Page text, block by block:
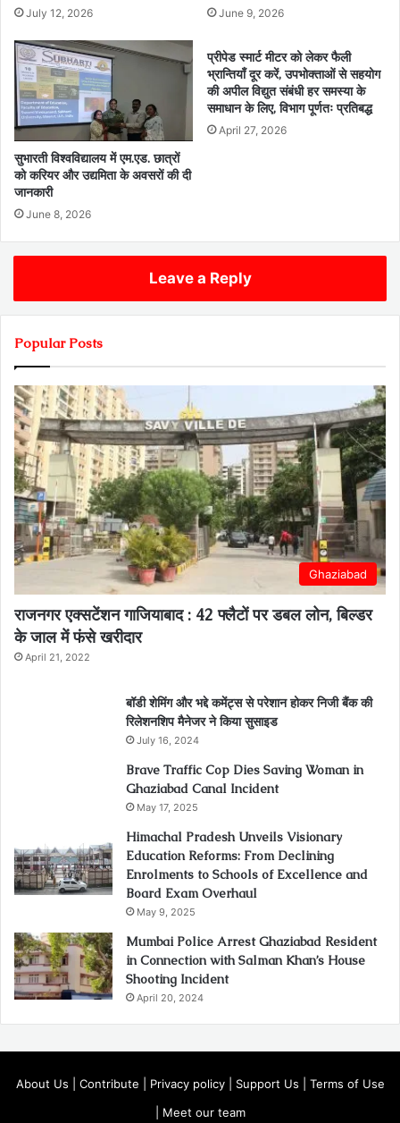
July 12, 2026 June 9, 2026
सुभारती विश्वविद्यालय में एम.एड. छात्रों
को करियर और उद्यमिता के अवसरों की दी
जानकारी
June 8, 2026
प्रीपेड स्मार्ट मीटर को लेकर फैली
भ्रान्तियाँ दूर करें, उपभोक्ताओं से सहयोग
की अपील विद्युत संबंधी हर समस्या के
समाधान के लिए, विभाग पूर्णतः प्रतिबद्ध
April 27, 2026
Leave a Reply
Popular Posts
Ghaziabad
राजनगर एक्सटेंशन गाजियाबाद : 42 फ्लैटों पर डबल लोन, बिल्डर
के जाल में फंसे खरीदार
April 21, 2022
बॉडी शेमिंग और भद्दे कमेंट्स से परेशान होकर निजी बैंक की
रिलेशनशिप मैनेजर ने किया सुसाइड
July 16, 2024
Brave Traffic Cop Dies Saving Woman in
Ghaziabad Canal Incident
May 17, 2025
Himachal Pradesh Unveils Visionary
Education Reforms: From Declining
Enrolments to Schools of Excellence and
Board Exam Overhaul
May 9, 2025
Mumbai Police Arrest Ghaziabad Resident
in Connection with Salman Khan’s House
Shooting Incident
April 20, 2024
About Us Contribute Privacy policy| Support Us
Terms of Use
Meet our team